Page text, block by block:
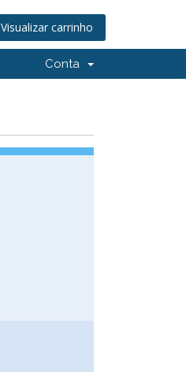
Visualizar carrinho
Conta